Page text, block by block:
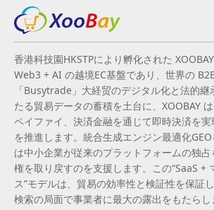
香港科技園HKSTPにより孵化された
Web3 + AI の越境EC基盤であり、世界の
「Busytrade」大経贸のデジタル化と法的
たる貿易データの蓄積を土台に、XOOBAY
ペイファイ、決済金融を通じて即時決済を
を推進します。統合生成エンジン最適化
は中小企業が従来のプラットフォームの独
権を取り戻すのを支援します。この“SaaS +
ス”モデルは、貿易の効率性と検証性を保証
検索の局面で事業者に最大の露出をもたらし